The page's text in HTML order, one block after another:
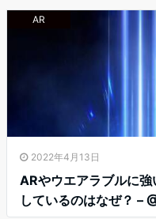
AR
2022年4月13日
ARやウエアラブルに
しているのはなぜ？ –